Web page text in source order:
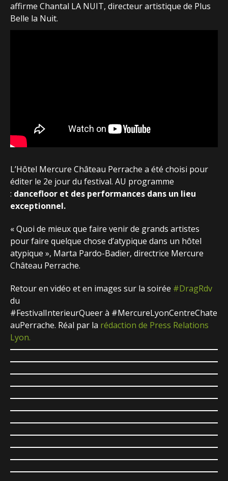
affirme Chantal LA NUIT, directeur artistique de Plus
Belle la Nuit.
L’Hôtel Mercure Château Perrache a été choisi pour
éditer le 2e jour du festival. AU programme
: dancefloor et des performances dans un lieu
exceptionnel.
« Quoi de mieux que faire venir de grands artistes
pour faire quelque chose d’atypique dans un hôtel
atypique », Marta Pardo-Badier, directrice Mercure
Château Perrache.
Retour en vidéo et en images sur la soirée #DragRdv
du
#FestivalInterieurQueerà #MercureLyonCentreChate
auPerrache. Réal par la rédaction de Press Relations
Lyon.